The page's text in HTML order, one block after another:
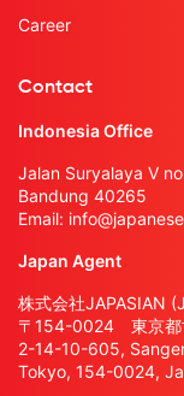
Career
Contact
Indonesia Office
Jalan Suryalaya V
Bandung 40265
Email:
Japan Agent
株式会社JAPASIAN
〒154-0024 東京都
2-14-10-605,
Tokyo, 154-0024,